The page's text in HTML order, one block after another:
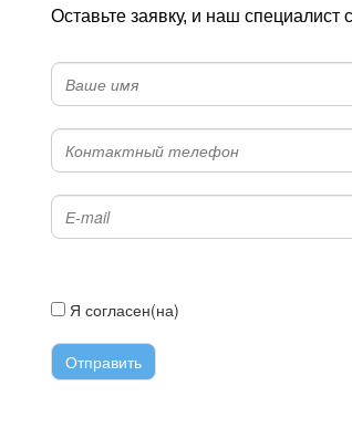
Оставьте заявку, и наш
Я согласен(на)